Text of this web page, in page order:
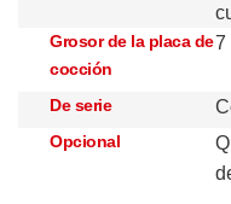
Grosor de la placa de
cocción
7
De serie
Opcional